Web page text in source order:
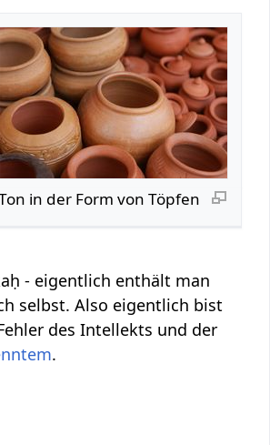
in der Form von Töpfen
- eigentlich enthält man
selbst. Also eigentlich bist
des Intellekts und der
.